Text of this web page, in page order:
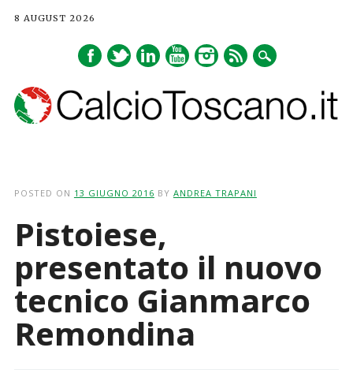
8 AUGUST 2026
POSTED ON 13 GIUGNO 2016 BY ANDREA TRAPANI
Pistoiese,
presentato il nuovo
tecnico Gianmarco
Remondina